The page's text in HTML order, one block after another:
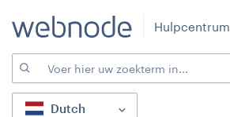
Hulpcentrum
Dutch